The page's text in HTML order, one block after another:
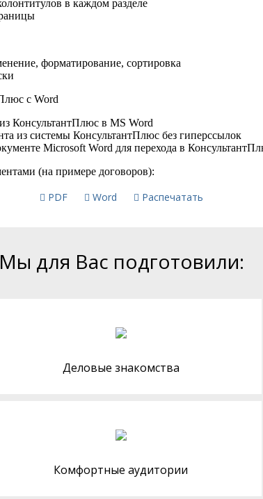
PDF Word Распечатать
Мы для Вас подготовили:
Деловые знакомства
Комфортные аудитории